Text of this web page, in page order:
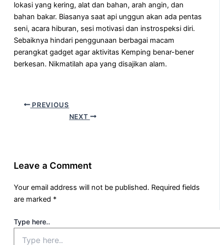
lokasi yang kering, alat dan bahan, arah angin, dan
bahan bakar. Biasanya saat api unggun akan ada pentas
seni, acara hiburan, sesi motivasi dan instrospeksi diri.
Sebaiknya hindari penggunaan berbagai macam
perangkat gadget agar aktivitas Kemping benar-bener
berkesan. Nikmatilah apa yang disajikan alam.
PREVIOUS
NEXT
Leave a Comment
Your email address will not be published. Required fields
are marked *
Type here..